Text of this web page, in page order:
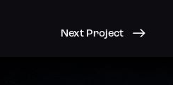
Next Project